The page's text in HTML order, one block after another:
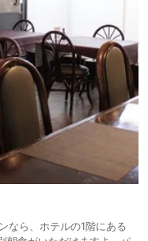
なら、ホテルの1階にある